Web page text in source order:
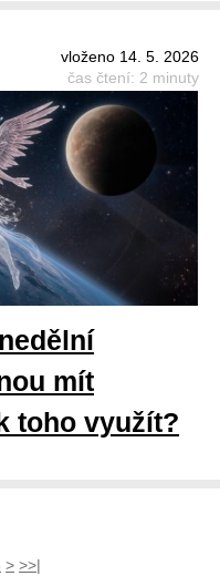
vloženo 14. 5. 2026
čas čtení: 2 minuty
mít
toho využít?
> >>|